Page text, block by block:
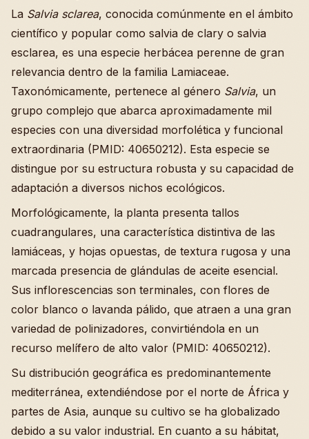
La Salvia sclarea, conocida comúnmente en el ámbito
científico y popular como salvia de clary o salvia
esclarea, es una especie herbácea perenne de gran
relevancia dentro de la familia Lamiaceae.
Taxonómicamente, pertenece al género Salvia, un
grupo complejo que abarca aproximadamente mil
especies con una diversidad morfolética y funcional
extraordinaria (PMID: 40650212). Esta especie se
distingue por su estructura robusta y su capacidad de
adaptación a diversos nichos ecológicos.
Morfológicamente, la planta presenta tallos
cuadrangulares, una característica distintiva de las
lamiáceas, y hojas opuestas, de textura rugosa y una
marcada presencia de glándulas de aceite esencial.
Sus inflorescencias son terminales, con flores de
color blanco o lavanda pálido, que atraen a una gran
variedad de polinizadores, convirtiéndola en un
recurso melífero de alto valor (PMID: 40650212).
Su distribución geográfica es predominantemente
mediterránea, extendiéndose por el norte de África y
partes de Asia, aunque su cultivo se ha globalizado
debido a su valor industrial. En cuanto a su hábitat,